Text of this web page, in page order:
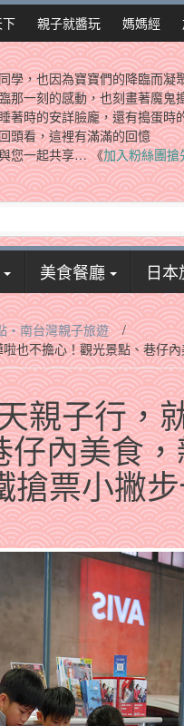
親子就醬玩 媽媽經
學，也因為寶寶們的降臨而凝
那一刻的感動，也刻畫著魔鬼
著時的安詳臉龐，還有搗蛋時
頭看，這裡有滿滿的回憶
您一起共享… 《加入粉絲團搶
美食餐廳 日
‧南台灣親子旅遊
/
也不擔心！觀光景點、巷仔
親子行，
內美食
搶票小撇